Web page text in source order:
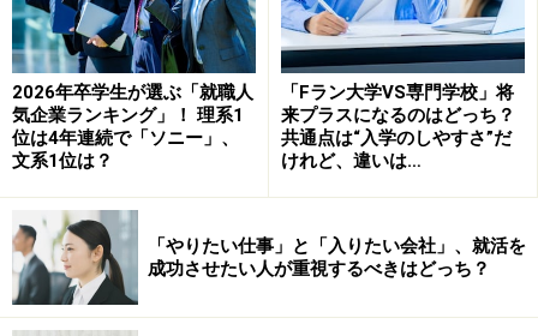
子をタイムリーに発信している企業も多い。
採用担当者と学生のやりとりも、電話やメールからSNS
を使ったコミュニケーションにシフトしている。就活生
と気軽に意思疎通ができる手段としてSNSは最適なツー
よりリアルな情報をタイムリーに発信でき、学生とも気
軽にコミュニケーションがとれるSNSは企業の採用成功
において不可欠であることは言うまでもない。しかし実
2026年卒学生が選ぶ「就職人
気企業ランキング」！ 理系1
位は4年連続で「ソニー」、
文系1位は？
「Fラン大学VS専門学校」将
来プラスになるのはどっち？
共通点は“入学のしやすさ”だ
けれど、違いは…
「やりたい仕事」と「入りたい会社」、就活を
成功させたい人が重視するべきはどっち？